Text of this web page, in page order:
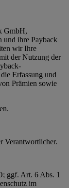
GmbH,
und ihre Payback
wir Ihre
der Nutzung der
Erfassung und
Prämien sowie
Verantwortlicher.
ggf. Art. 6 Abs. 1
im